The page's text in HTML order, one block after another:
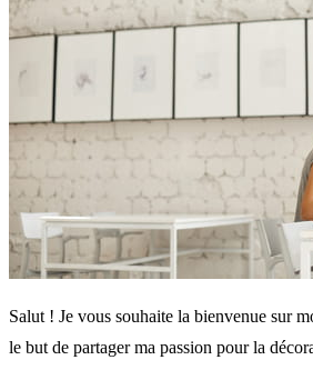
Salut ! Je vous souhaite la bienvenue sur
le but de partager ma passion pour la